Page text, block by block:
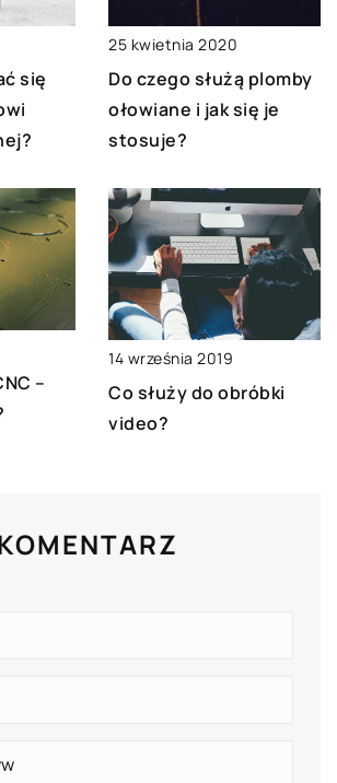
się
25 kwietnia 2020
Do czego służą plomby
ołowiane i jak się je
stosuje?
–
14 września 2019
Co służy do obróbki
video?